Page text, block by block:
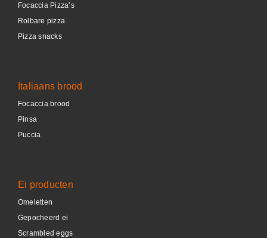
Focaccia Pizza’s
Rolbare pizza
Pizza snacks
Italiaans brood
Focaccia brood
Pinsa
Puccia
Ei producten
Omeletten
Gepocheerd ei
Scrambled eggs